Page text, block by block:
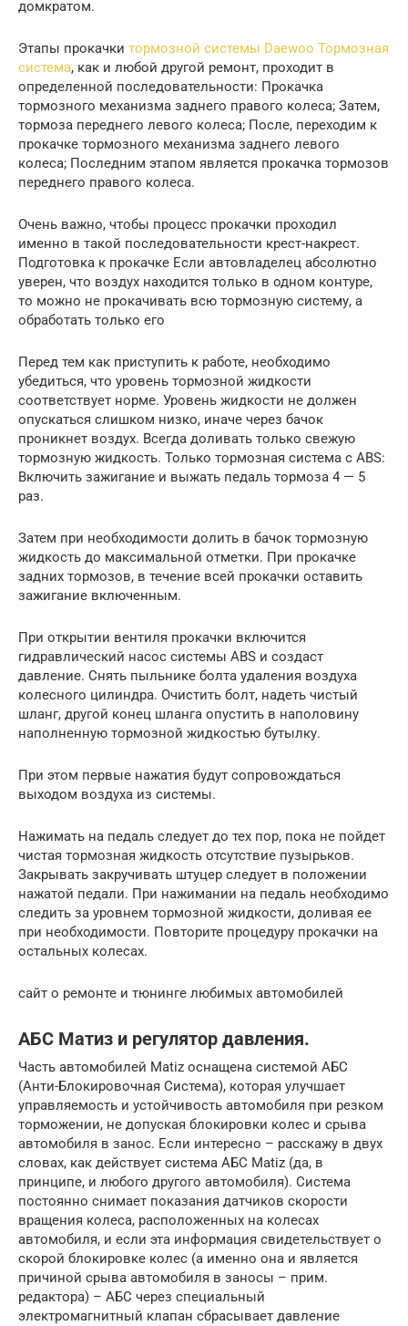
домкратом.
Этапы прокачки тормозной системы Daewoo Тормозная
система, как и любой другой ремонт, проходит в
определенной последовательности: Прокачка
тормозного механизма заднего правого колеса; Затем,
тормоза переднего левого колеса; После, переходим к
прокачке тормозного механизма заднего левого
колеса; Последним этапом является прокачка тормозов
переднего правого колеса.
Очень важно, чтобы процесс прокачки проходил
именно в такой последовательности крест-накрест.
Подготовка к прокачке Если автовладелец абсолютно
уверен, что воздух находится только в одном контуре,
то можно не прокачивать всю тормозную систему, а
обработать только его
Перед тем как приступить к работе, необходимо
убедиться, что уровень тормозной жидкости
соответствует норме. Уровень жидкости не должен
опускаться слишком низко, иначе через бачок
проникнет воздух. Всегда доливать только свежую
тормозную жидкость. Только тормозная система с ABS:
Включить зажигание и выжать педаль тормоза 4 — 5
раз.
Затем при необходимости долить в бачок тормозную
жидкость до максимальной отметки. При прокачке
задних тормозов, в течение всей прокачки оставить
зажигание включенным.
При открытии вентиля прокачки включится
гидравлический насос системы ABS и создаст
давление. Снять пыльнике болта удаления воздуха
колесного цилиндра. Очистить болт, надеть чистый
шланг, другой конец шланга опустить в наполовину
наполненную тормозной жидкостью бутылку.
При этом первые нажатия будут сопровождаться
выходом воздуха из системы.
Нажимать на педаль следует до тех пор, пока не пойдет
чистая тормозная жидкость отсутствие пузырьков.
Закрывать закручивать штуцер следует в положении
нажатой педали. При нажимании на педаль необходимо
следить за уровнем тормозной жидкости, доливая ее
при необходимости. Повторите процедуру прокачки на
остальных колесах.
сайт о ремонте и тюнинге любимых автомобилей
АБС Матиз и регулятор давления.
Часть автомобилей Matiz оснащена системой АБС
(Анти-Блокировочная Система), которая улучшает
управляемость и устойчивость автомобиля при резком
торможении, не допуская блокировки колес и срыва
автомобиля в занос. Если интересно – расскажу в двух
словах, как действует система АБС Matiz (да, в
принципе, и любого другого автомобиля). Система
постоянно снимает показания датчиков скорости
вращения колеса, расположенных на колесах
автомобиля, и если эта информация свидетельствует о
скорой блокировке колес (а именно она и является
причиной срыва автомобиля в заносы – прим.
редактора) – АБС через специальный
электромагнитный клапан сбрасывает давление